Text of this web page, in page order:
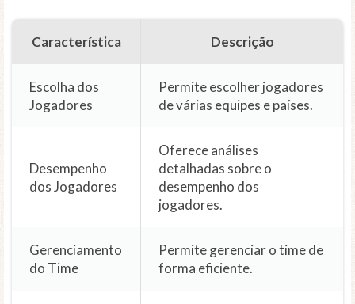
Característica Descrição
Escolha dos
Jogadores
Permite escolher jogadores
de várias equipes e países.
Desempenho
dos Jogadores
Oferece análises
detalhadas sobre o
desempenho dos
jogadores.
Gerenciamento
do Time
Permite gerenciar o time de
forma eficiente.